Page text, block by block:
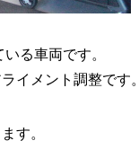
る車両です。
イメント調整です。
す。